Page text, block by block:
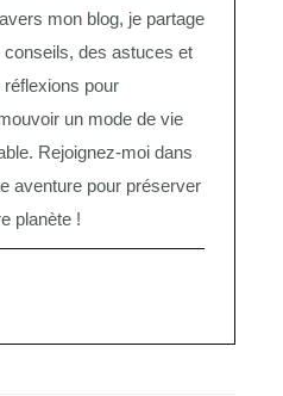
mon blog, je partage
conseils, des astuces et
réflexions pour
un mode de vie
Rejoignez-moi dans
aventure pour préserver
planète !